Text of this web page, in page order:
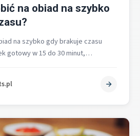
na obiad na szybko
na szybko gdy brakuje czasu
gotowy w 15 do 30 minut,…